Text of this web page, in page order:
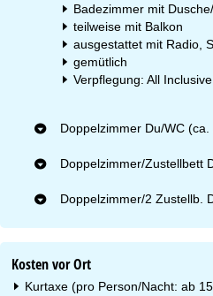
Badezimmer mit
teilweise mit Balkon
ausgestattet mit Radio,
gemütlich
Verpflegung: All Inclusive
Doppelzimmer Du/WC (ca.
Doppelzimmer/Zustellbett
Doppelzimmer/2 Zustellb.
Kosten vor Ort
Kurtaxe (pro Person/Nacht: ab